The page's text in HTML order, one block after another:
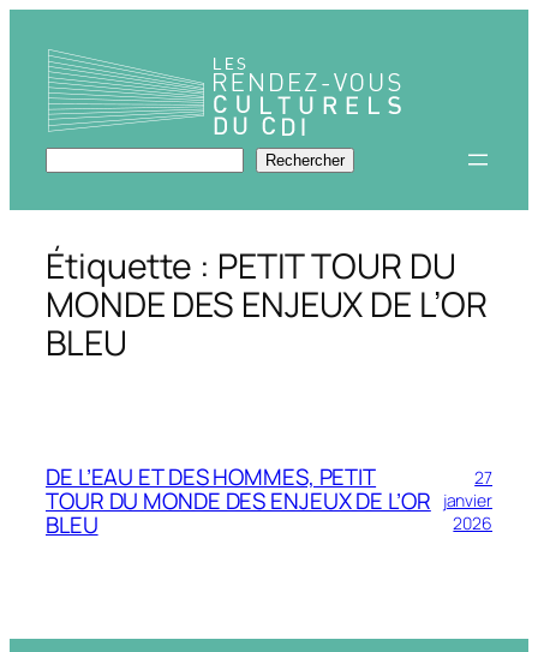
contenu
Rechercher Rechercher
Étiquette : PETIT TOUR DU
MONDE DES ENJEUX DE L’OR
BLEU
DE L’EAU ET DES HOMMES, PETIT
TOUR DU MONDE DES ENJEUX DE L’OR
BLEU
27
janvier
2026